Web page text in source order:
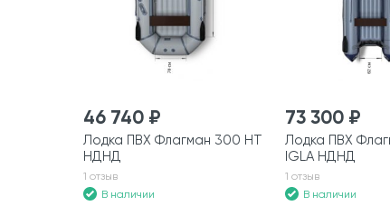
46 740 ₽
Лодка ПВХ Флагман 300 HT
НДНД
1 отзыв
В наличии
73 300 ₽
Лодка ПВХ
IGLA НДНД
1 отзыв
В наличии